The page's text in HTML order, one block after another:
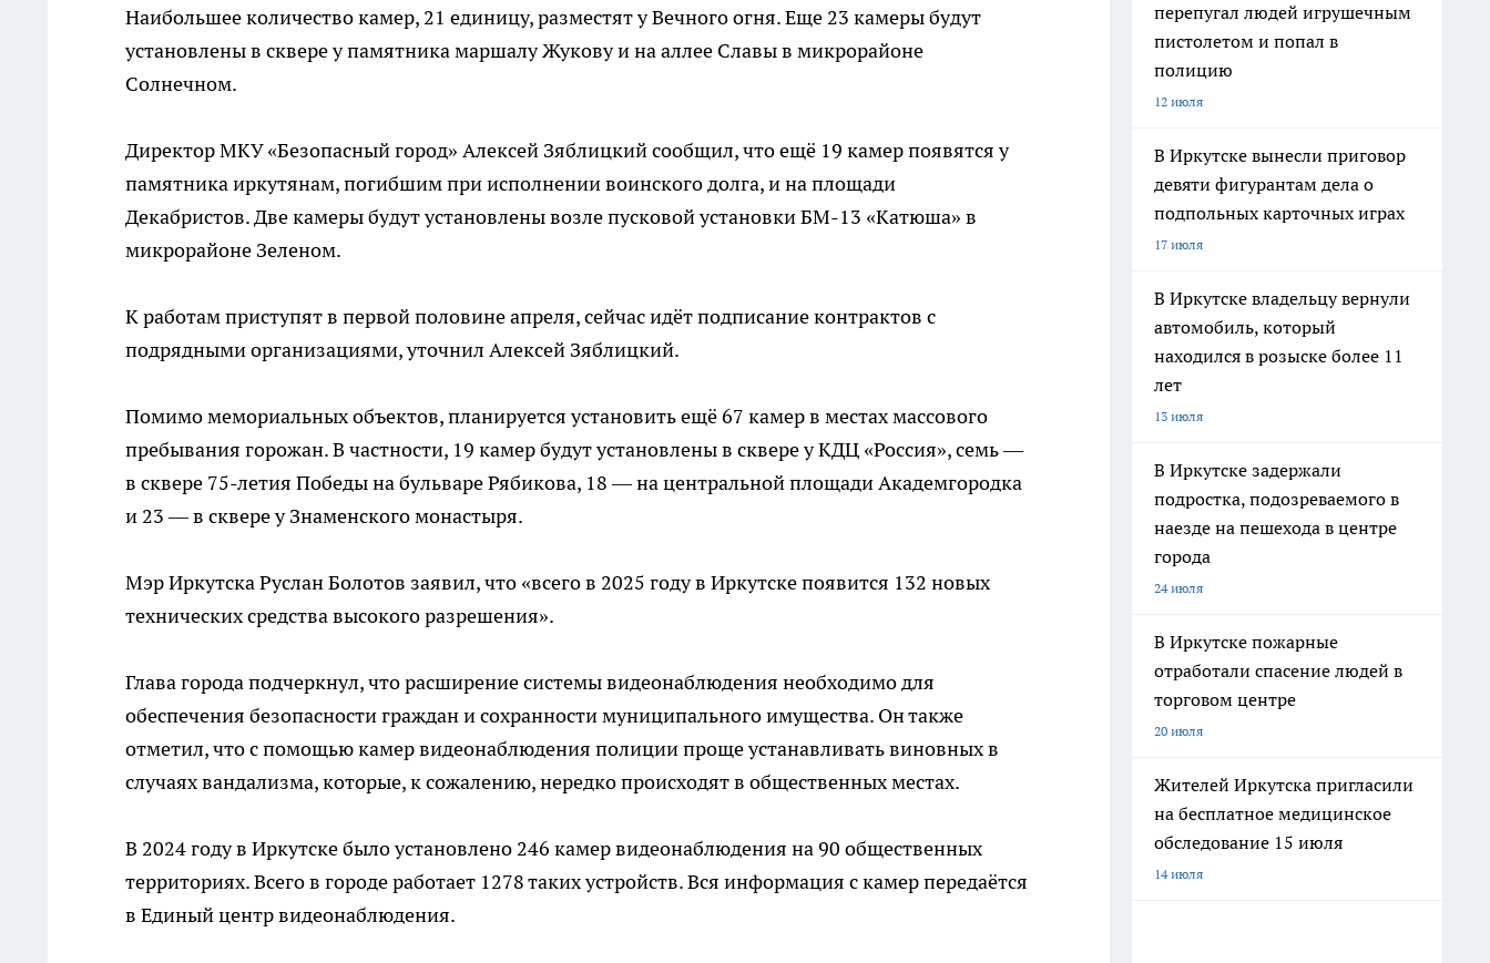
Наибольшее количество камер, 21 единицу, разместят у Вечного огня. Еще 23 камеры будут
установлены в сквере у памятника маршалу Жукову и на аллее Славы в микрорайоне
Солнечном.
Директор МКУ «Безопасный город» Алексей Зяблицкий сообщил, что ещё 19 камер появятся у
памятника иркутянам, погибшим при исполнении воинского долга, и на площади
Декабристов. Две камеры будут установлены возле пусковой установки БМ-13 «Катюша» в
микрорайоне Зеленом.
К работам приступят в первой половине апреля, сейчас идёт подписание контрактов с
подрядными организациями, уточнил Алексей Зяблицкий.
Помимо мемориальных объектов, планируется установить ещё 67 камер в местах массового
пребывания горожан. В частности, 19 камер будут установлены в сквере у КДЦ «Россия», семь —
в сквере 75-летия Победы на бульваре Рябикова, 18 — на центральной площади Академгородка
и 23 — в сквере у Знаменского монастыря.
Мэр Иркутска Руслан Болотов заявил, что «всего в 2025 году в Иркутске появится 132 новых
технических средства высокого разрешения».
Глава города подчеркнул, что расширение системы видеонаблюдения необходимо для
обеспечения безопасности граждан и сохранности муниципального имущества. Он также
отметил, что с помощью камер видеонаблюдения полиции проще устанавливать виновных в
случаях вандализма, которые, к сожалению, нередко происходят в общественных местах.
В 2024 году в Иркутске было установлено 246 камер видеонаблюдения на 90 общественных
территориях. Всего в городе работает 1278 таких устройств. Вся информация с камер передаётся
в Единый центр видеонаблюдения.
перепугал людей игрушечным
пистолетом и попал в
полицию
12 июля
В Иркутске вынесли приговор
девяти фигурантам дела о
подпольных карточных играх
17 июля
В Иркутске владельцу вернули
автомобиль, который
находился в розыске более 11
лет
13 июля
В Иркутске задержали
подростка, подозреваемого в
наезде на пешехода в центре
города
24 июля
В Иркутске пожарные
отработали спасение людей в
торговом центре
20 июля
Жителей Иркутска пригласили
на бесплатное медицинское
обследование 15 июля
14 июля